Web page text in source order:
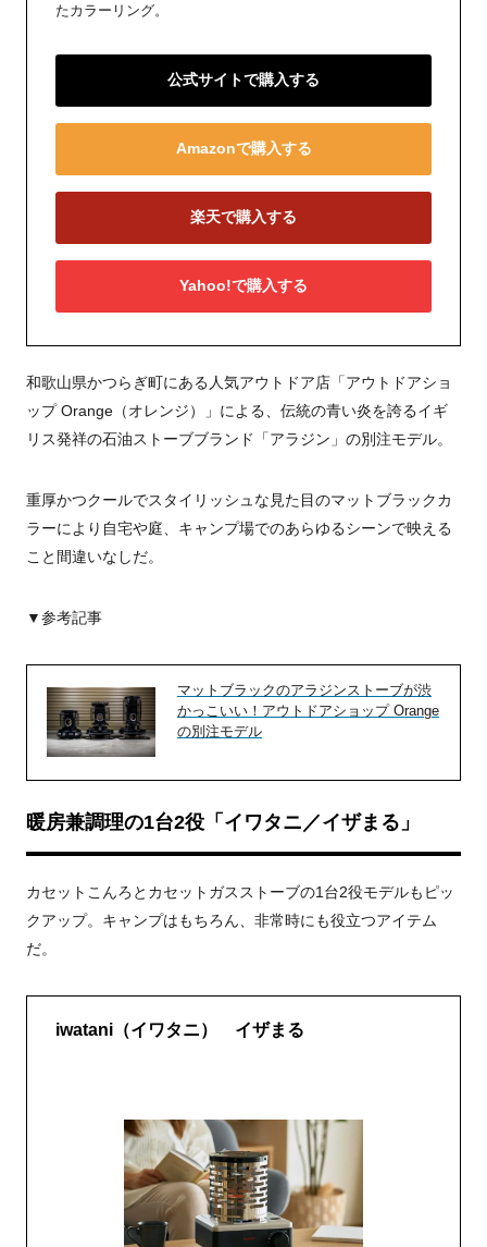
たカラーリング。
公式サイトで購入する
Amazonで購入する
楽天で購入する
Yahoo!で購入する
和歌山県かつらぎ町にある人気アウトドア店「アウトドアショ
ップ Orange（オレンジ）」による、伝統の青い炎を誇るイギ
リス発祥の石油ストーブブランド「アラジン」の別注モデル。
重厚かつクールでスタイリッシュな見た目のマットブラックカ
ラーにより自宅や庭、キャンプ場でのあらゆるシーンで映える
こと間違いなしだ。
▼参考記事
マットブラックのアラジンストーブが渋
かっこいい！アウトドアショップ Orange
の別注モデル
暖房兼調理の1台2役「イワタニ／イザまる」
カセットこんろとカセットガスストーブの1台2役モデルもピッ
クアップ。キャンプはもちろん、 非常時にも役立つアイテム
だ。
iwatani（イワタニ） イザまる